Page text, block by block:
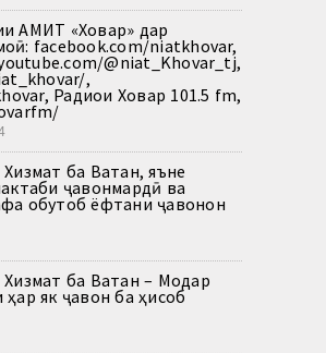
АМИТ «Ховар» дар
facebook.com/niatkhovar,
@niat_Khovar_tj,
,
Радиои Ховар 101.5 fm,
ба Ватан, яъне
ҷавонмардӣ ва
обутоб ёфтани ҷавонон
ба Ватан – Модар
як ҷавон ба ҳисоб